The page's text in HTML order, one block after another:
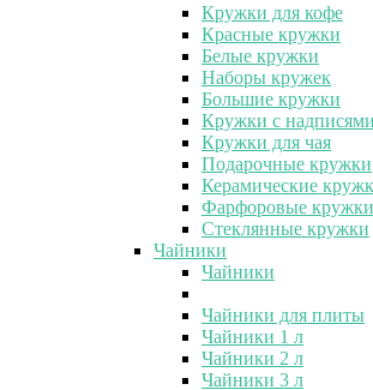
Кружки для кофе
Красные кружки
Белые кружки
Наборы кружек
Большие кружки
Кружки с надписями
Кружки для чая
Подарочные кружки
Керамические
Фарфоровые кружки
Стеклянные кружки
Чайники
Чайники
Чайники для плиты
Чайники 1 л
Чайники 2 л
Чайники 3 л